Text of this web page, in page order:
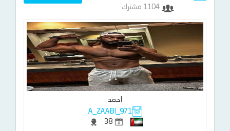
احمد
A_ZAABI_971
38